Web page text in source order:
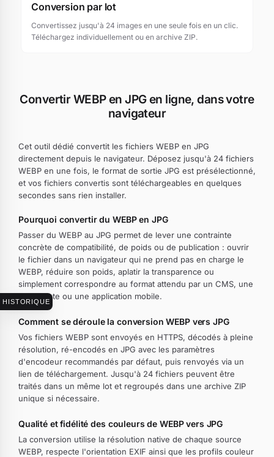
HISTORIQUE
Conversion par lot
Convertissez jusqu'à 24 images en une seule fois en un clic.
Téléchargez individuellement ou en archive ZIP.
Convertir WEBP en JPG en ligne, dans votre
navigateur
Cet outil dédié convertit les fichiers WEBP en JPG
directement depuis le navigateur. Déposez jusqu'à 24 fichiers
WEBP en une fois, le format de sortie JPG est présélectionné,
et vos fichiers convertis sont téléchargeables en quelques
secondes sans rien installer.
Pourquoi convertir du WEBP en JPG
Passer du WEBP au JPG permet de lever une contrainte
concrète de compatibilité, de poids ou de publication : ouvrir
le fichier dans un navigateur qui ne prend pas en charge le
WEBP, réduire son poids, aplatir la transparence ou
simplement correspondre au format attendu par un CMS, une
imprimante ou une application mobile.
Comment se déroule la conversion WEBP vers JPG
Vos fichiers WEBP sont envoyés en HTTPS, décodés à pleine
résolution, ré-encodés en JPG avec les paramètres
d'encodeur recommandés par défaut, puis renvoyés via un
lien de téléchargement. Jusqu'à 24 fichiers peuvent être
traités dans un même lot et regroupés dans une archive ZIP
unique si nécessaire.
Qualité et fidélité des couleurs de WEBP vers JPG
La conversion utilise la résolution native de chaque source
WEBP, respecte l'orientation EXIF ainsi que les profils couleur